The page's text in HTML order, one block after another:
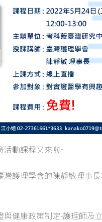
活動課程又來啦~
灣護理學會的陳靜敏理事
與健康政策制定-護理師及